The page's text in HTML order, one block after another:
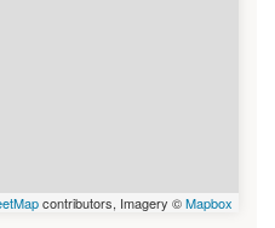
contributors, Imagery ©Mapbox